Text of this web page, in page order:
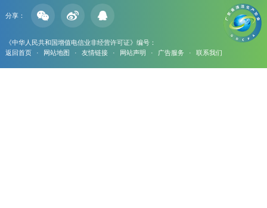
《中华人民共和国增值电信业非经营许可证》编号：
返回首页
· 网站地图 · 友情链接 · 网站声明 · 广告服务 · 联系我们
分享：